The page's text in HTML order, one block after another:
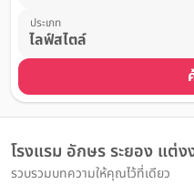
ประเภท
โรงแรม อักษร ระยอง แต่ง
รวบรวมบทความให้คุณไว้ที่เดียว